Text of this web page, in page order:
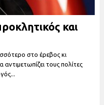
και
στο έρεβος κι
τους πολίτες